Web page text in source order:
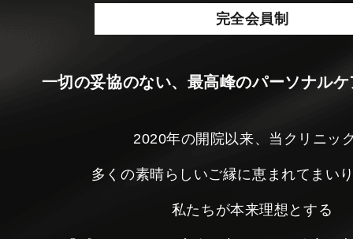
完全会員制
一切の妥協のない、最高峰のパーソナル
2020年の開院以来、当クリニッ
多くの素晴らしいご縁に恵まれてまい
私たちが本来理想とする